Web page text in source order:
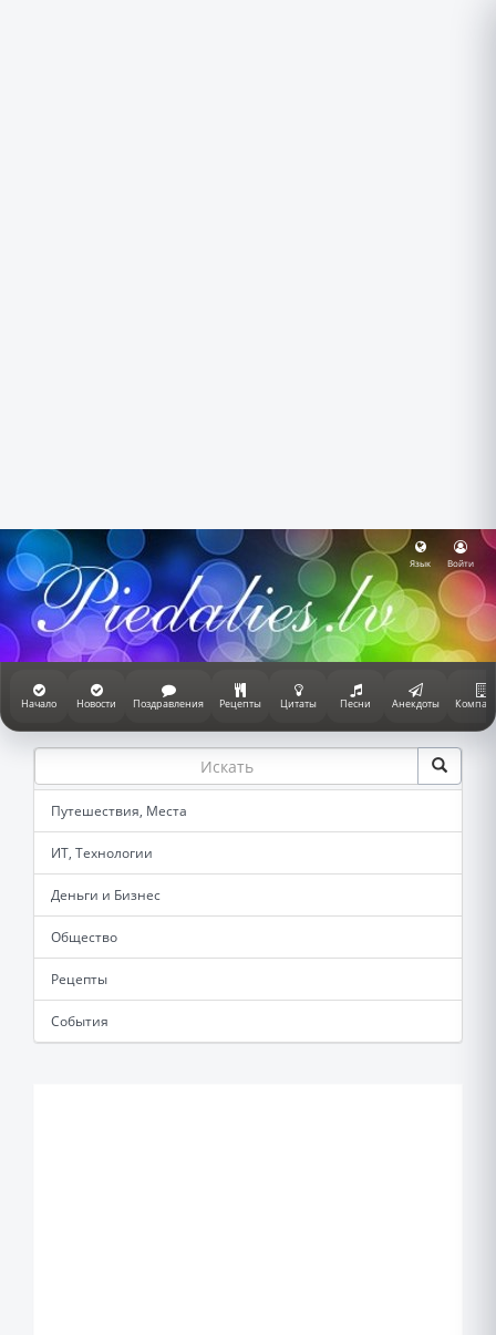
Язык Войти
Начало Новости Поздравления Рецепты Цитаты Песни Анекдоты
Путешествия, Места
ИТ, Технологии
Деньги и Бизнес
Общество
Рецепты
События